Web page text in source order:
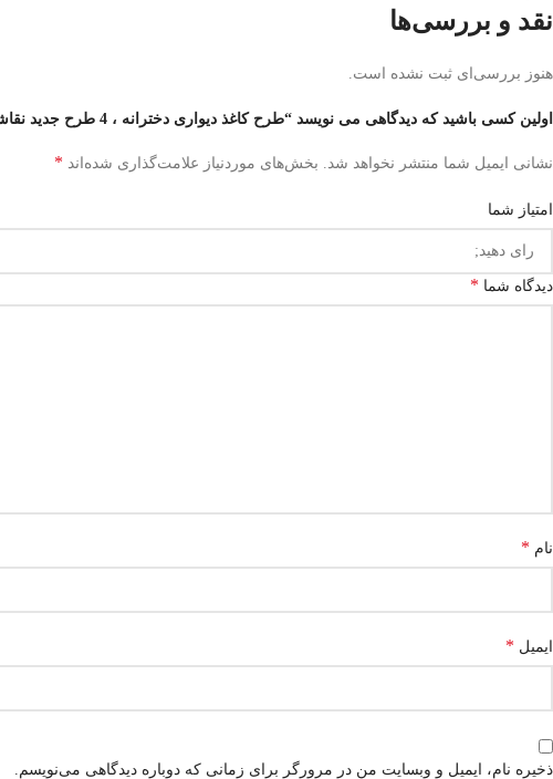
نقد و بررسی‌ها
هنوز بررسی‌ای ثبت نشده است.
اولین کسی باشید که دیدگاهی می نویسد “طرح کاغذ دیواری دخترانه ، 4 طرح جدید نقاشی و رنگ آمیزی اتاق دخترانه”
نشانی ایمیل شما منتشر نخواهد شد. بخش‌های موردنیاز علامت‌گذاری شده‌اند *
امتیاز شما
دیدگاه شما *
نام *
ایمیل *
ذخیره نام، ایمیل و وبسایت من در مرورگر برای زمانی که دوباره دیدگاهی می‌نویسم.